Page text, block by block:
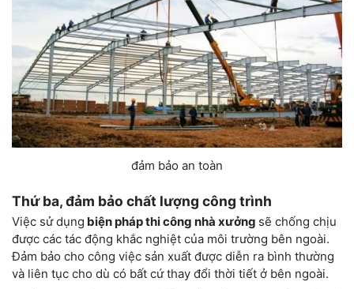
đảm bảo an toàn
Thứ ba, đảm bảo chất lượng công trình
Việc sử dụng biện pháp thi công nhà xưởng sẽ chống chịu
được các tác động khắc nghiệt của môi trường bên ngoài.
Đảm bảo cho công việc sản xuất được diễn ra bình thường
và liên tục cho dù có bất cứ thay đổi thời tiết ở bên ngoài.